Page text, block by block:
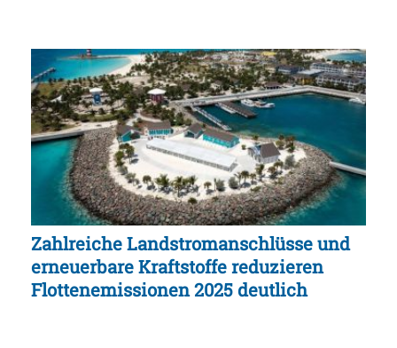
Zahlreiche Landstromanschlüsse und
erneuerbare Kraftstoffe reduzieren
Flottenemissionen 2025 deutlich